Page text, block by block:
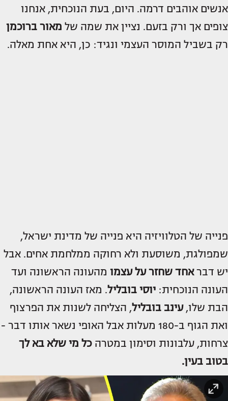
אנשים אוהבים דרמה. היום, בעת הנוכחית, אנחנו
צופים אך ורק בזעם. נציין את שמה של מאור ברוכמן
רק בשביל המוסר העצמי ונגיד: כן, היא אחת מאלה.
פנייה של הטלוויזיה היא פנייה של מדינת ישראל,
שמפולגת, משוסעת ולא רחוקה ממלחמת אחים. אבל
יש דבראחד שחזר על עצמו מהעונה הראשונה ועד
העונה הנוכחית: יוסי בובליל. מאז העונה הראשונה,
הבת שלו,עינב בובליל, הצליחה לשנות את הפרצוף
ואת הגוף ב-180 מעלות אבל האופי נשאר אותו דבר -
צרחות, עלבונות וסימון במטרה כל מי שלא בא לך
בטוב בעין.